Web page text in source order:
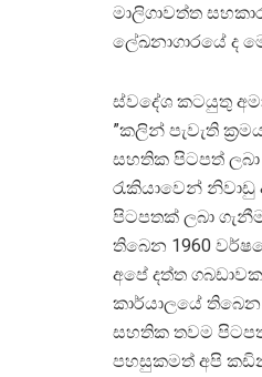
මාලිගාවත්ත
ලේඛනාගාරයේ ද
ස්වදේශ කටයුතු
”කලින් පැවැති
සහතික පිටපත්
රැකියාවෙන්
පිටපතක් ලබා
තිබෙන 1960
අපේ දත්ත
කාර්යාලයේ
සහතික තවම
පහසුකමත් අපි